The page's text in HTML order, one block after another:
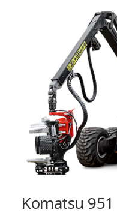
Komatsu 951